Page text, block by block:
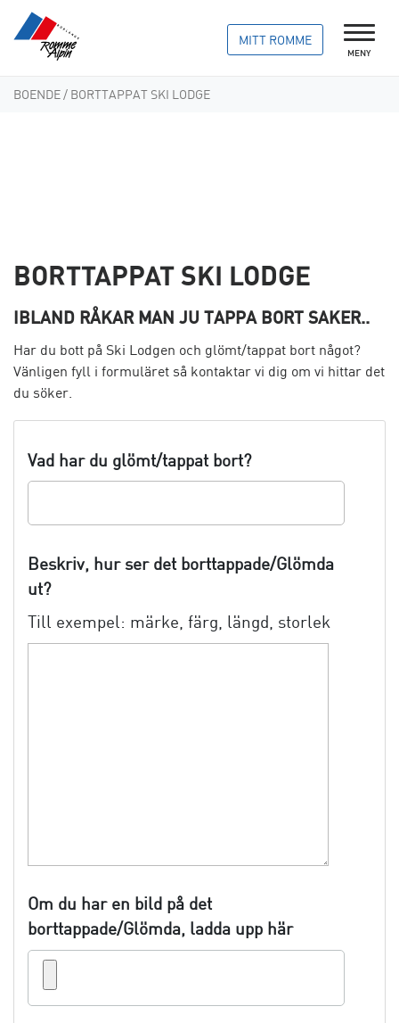
MITT ROMME
MENY
BOENDE/ BORTTAPPAT SKI LODGE
BORTTAPPAT SKI LODGE
IBLAND RÅKAR MAN JU TAPPA BORT SAKER..
Har du bott på Ski Lodgen och glömt/tappat bort något?
Vänligen fyll i formuläret så kontaktar vi dig om vi hittar det
du söker.
Vad har du glömt/tappat bort?
Beskriv, hur ser det borttappade/Glömda
ut?
Till exempel: märke, färg, längd, storlek
Om du har en bild på det
borttappade/Glömda, ladda upp här